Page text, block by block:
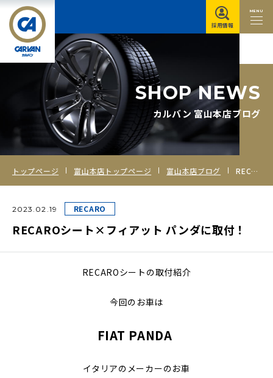
MENU
採用情報
SHOP NEWS
カルバン 富山本店ブログ
トップページ 富山本店トップページ 富山本店ブログ RECAROシート×フィアット パンダに取付！
2023.02.19 RECARO
RECAROシート×フィアット パンダに取付！
RECAROシートの取付紹介
今回のお車は
FIAT PANDA
イタリアのメーカーのお車